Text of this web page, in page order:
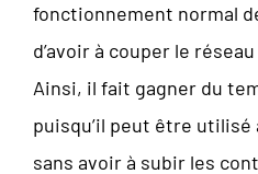
fonctionnement normal
d’avoir à couper le
Ainsi, il fait gagner du
puisqu’il peut être
sans avoir à subir les